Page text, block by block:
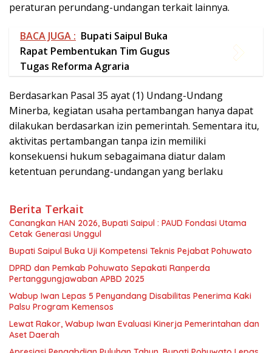
peraturan perundang-undangan terkait lainnya.
BACA JUGA : Bupati Saipul Buka
Rapat Pembentukan Tim Gugus
Tugas Reforma Agraria
Berdasarkan Pasal 35 ayat (1) Undang-Undang
Minerba, kegiatan usaha pertambangan hanya dapat
dilakukan berdasarkan izin pemerintah. Sementara itu,
aktivitas pertambangan tanpa izin memiliki
konsekuensi hukum sebagaimana diatur dalam
ketentuan perundang-undangan yang berlaku
Berita Terkait
Canangkan HAN 2026, Bupati Saipul : PAUD Fondasi Utama
Cetak Generasi Unggul
Bupati Saipul Buka Uji Kompetensi Teknis Pejabat Pohuwato
DPRD dan Pemkab Pohuwato Sepakati Ranperda
Pertanggungjawaban APBD 2025
Wabup Iwan Lepas 5 Penyandang Disabilitas Penerima Kaki
Palsu Program Kemensos
Lewat Rakor, ​Wabup Iwan Evaluasi Kinerja Pemerintahan dan
Aset Daerah